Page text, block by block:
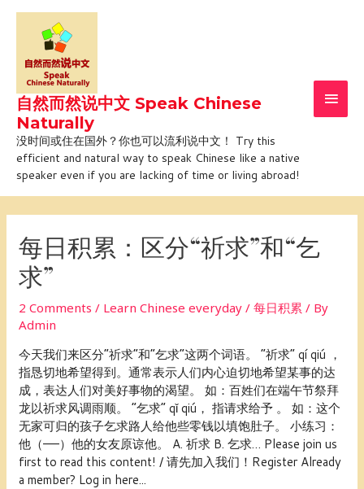
Skip
content
自然而然说中文 Speak Chinese
Naturally
没时间或住在国外？你也可以流利说中文！ Try this
efficient and natural way to speak Chinese like a native
speaker even if you are lacking of time or living abroad!
每日积累：区分“祈求”和“乞
求”
2 Comments / Learn Chinese everyday / 每日积累 / By
Admin
今天我们来区分“祈求”和“乞求”这两个词语。 “祈求” qí qiú ，
指恳切地希望得到。通常表示人们内心迫切地希望某事的达
成，表达人们对美好事物的渴望。 如：百姓们在端午节祭拜
龙以祈求风调雨顺。 “乞求” qǐ qiú， 指请求给予 。 如：这个
无家可归的孩子乞求路人给他些零钱以填饱肚子。 小练习：
他（——）他的女友原谅他。 A. 祈求 B. 乞求… Please join us
first to read this content! / 请先加入我们！Register Already
a member? Log in here...